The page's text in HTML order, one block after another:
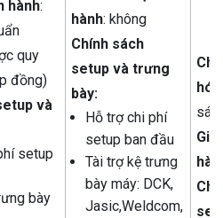
hành:
quy
đồng)
và
setup
bày
hành: không
Chính sách
setup và trưng
bày:
Hỗ trợ chi phí
setup ban đầu
Tài trợ kệ trưng
bày máy: DCK,
Jasic,Weldcom,
hóa